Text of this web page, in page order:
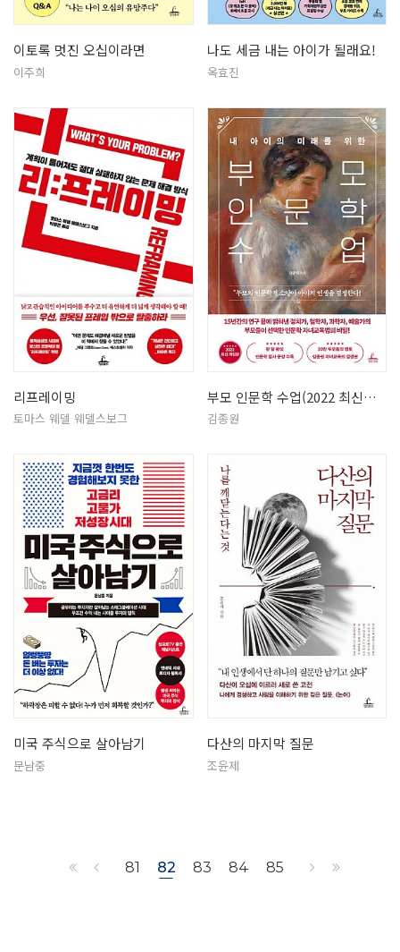
이토록 멋진 오십이라면
이주희
나도 세금 내는 아이가 될래요!
옥효진
리프레이밍
토마스 웨델 웨델스보그
부모 인문학 수업(2022 최신개정판…
김종원
미국 주식으로 살아남기
문남중
다산의 마지막 질문
조윤제
81 82 83 84 85